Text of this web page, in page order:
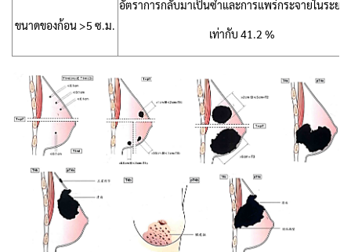
ขนาดของก้อน >5 ซ.ม.
อัตราการกลับมาเป็นซ้ำและการแพร่กระจายในระยะ
เท่ากับ 41.2 %